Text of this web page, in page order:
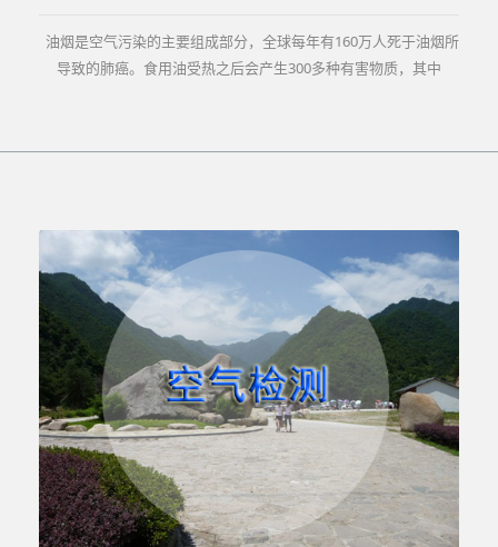
油烟是空气污染的主要组成部分，全球每年有160万人死于油烟所
导致的肺癌。食用油受热之后会产生300多种有害物质，其中